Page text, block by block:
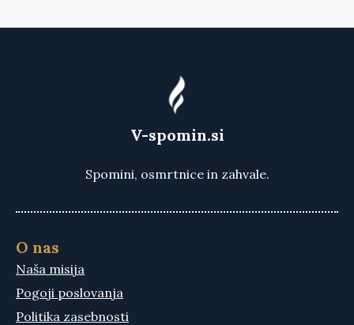
V-spomin.si
Spomini, osmrtnice in zahvale.
O nas
Naša misija
Pogoji poslovanja
Politika zasebnosti